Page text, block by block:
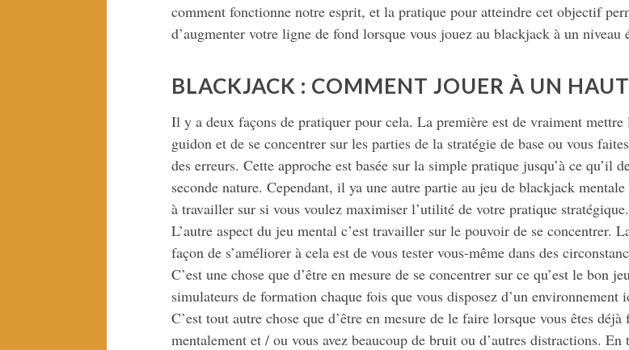
comment fonctionne notre esprit, et la pratique pour atteindre cet objectif
d’augmenter votre ligne de fond lorsque vous jouez au blackjack à un niveau
BLACKJACK : COMMENT JOUER À UN
Il y a deux façons de pratiquer pour cela. La première est de vraiment mettre
guidon et de se concentrer sur les parties de la stratégie de base ou vous
des erreurs. Cette approche est basée sur la simple pratique jusqu’à ce qu’il
seconde nature. Cependant, il ya une autre partie au jeu de blackjack mentale
à travailler sur si vous voulez maximiser l’utilité de votre pratique stratégique.
L’autre aspect du jeu mental c’est travailler sur le pouvoir de se concentrer.
façon de s’améliorer à cela est de vous tester vous-même dans des
C’est une chose que d’être en mesure de se concentrer sur ce qu’est le bon
simulateurs de formation chaque fois que vous disposez d’un environnement
C’est tout autre chose que d’être en mesure de le faire lorsque vous êtes déjà
mentalement et / ou vous avez beaucoup de bruit ou d’autres distractions. En